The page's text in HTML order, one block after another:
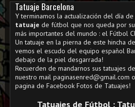
Tatuaje Barcelona
Y terminamos la actualización del día
tatuaje de fútbol que nos queda por
más importantes del mundo : el Fútbol
Un tatuaje en la pierna de este hincha
vemos el escudo del equipo español
debajo de la piel desgarrada!
Recuerden de mandarnos sus tatuajes
nuestro mail paginasenred@gmail.com
pagina de Facebook Fotos de Tatuajes!
Tatuajes de Fútbol :